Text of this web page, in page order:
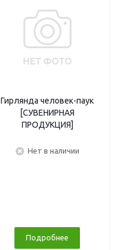
Гирлянда человек-паук
[СУВЕНИРНАЯ
ПРОДУКЦИЯ]
Нет в наличии
Подробнее